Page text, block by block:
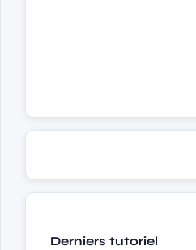
Derniers tutoriel